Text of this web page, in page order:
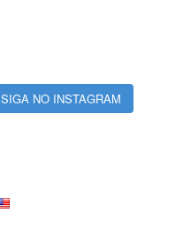
SIGA NO INSTAGRAM